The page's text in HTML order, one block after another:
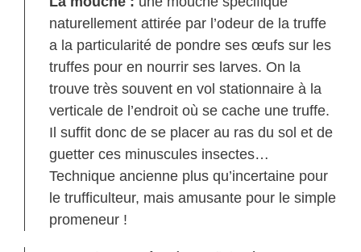
naturellement attirée par l’odeur de la truffe
a la particularité de pondre ses œufs sur les
truffes pour en nourrir ses larves. On la
trouve très souvent en vol stationnaire à la
verticale de l’endroit où se cache une truffe.
Il suffit donc de se placer au ras du sol et de
guetter ces minuscules insectes…
Technique ancienne plus qu’incertaine pour
le trufficulteur, mais amusante pour le simple
promeneur !